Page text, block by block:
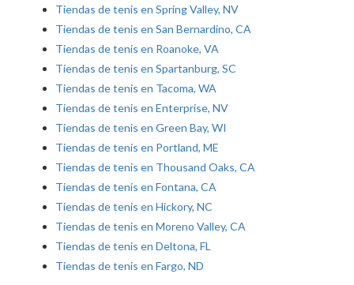
Tiendas de tenis en Spring Valley, NV
Tiendas de tenis en San Bernardino, CA
Tiendas de tenis en Roanoke, VA
Tiendas de tenis en Spartanburg, SC
Tiendas de tenis en Tacoma, WA
Tiendas de tenis en Enterprise, NV
Tiendas de tenis en Green Bay, WI
Tiendas de tenis en Portland, ME
Tiendas de tenis en Thousand Oaks, CA
Tiendas de tenis en Fontana, CA
Tiendas de tenis en Hickory, NC
Tiendas de tenis en Moreno Valley, CA
Tiendas de tenis en Deltona, FL
Tiendas de tenis en Fargo, ND